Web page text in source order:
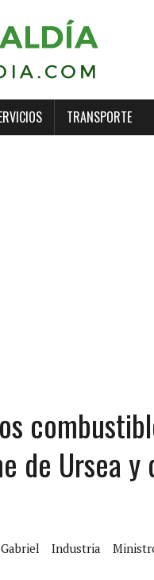
TRANSPORTE
de Ursea
Gabriel Industria